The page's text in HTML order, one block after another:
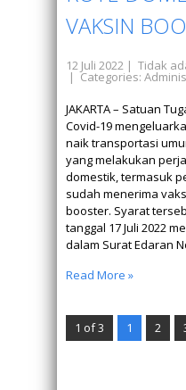
VAKSIN
12 Juli 2022 | Tidak
| Categories:
JAKARTA – Satuan
Covid-19
naik transportasi
yang melakukan
domestik, termasuk
sudah menerima
booster. Syarat
tanggal 17 Juli 2022
dalam Surat Edaran
Read More »
1 of 3 1 2